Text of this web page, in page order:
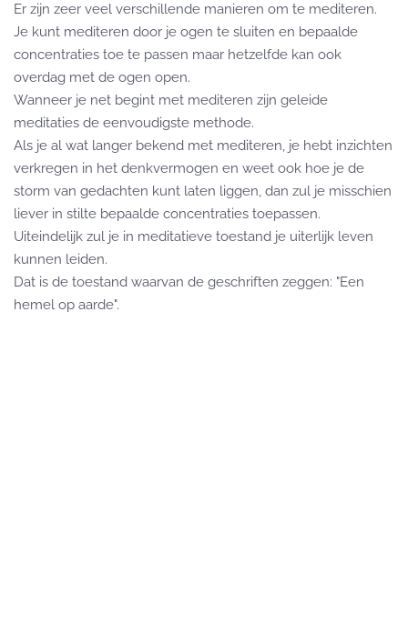
Er zijn zeer veel verschillende manieren om te mediteren.
Je kunt mediteren door je ogen te sluiten en bepaalde
concentraties toe te passen maar hetzelfde kan ook
overdag met de ogen open.
Wanneer je net begint met mediteren zijn geleide
meditaties de eenvoudigste methode.
Als je al wat langer bekend met mediteren, je hebt inzichten
verkregen in het denkvermogen en weet ook hoe je de
storm van gedachten kunt laten liggen, dan zul je misschien
liever in stilte bepaalde concentraties toepassen.
Uiteindelijk zul je in meditatieve toestand je uiterlijk leven
kunnen leiden.
Dat is de toestand waarvan de geschriften zeggen: "Een
hemel op aarde".